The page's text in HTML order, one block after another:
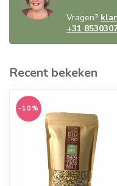
Vragen?
+31
Recent bekeken
-10%